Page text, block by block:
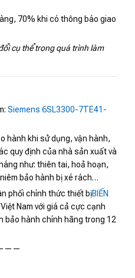
70% khi có thông báo giao
cụ thể trong quá trình làm
Siemens 6SL3300-7TE41-
hành khi sử dụng, vận hành,
quy định của nhà sản xuất và
như: thiên tai, hoả hoạn,
bảo hành bị xé rách…
phối chính thức thiết bịBIẾN
Nam với giá cả cực cạnh
bảo hành chính hãng trong 12